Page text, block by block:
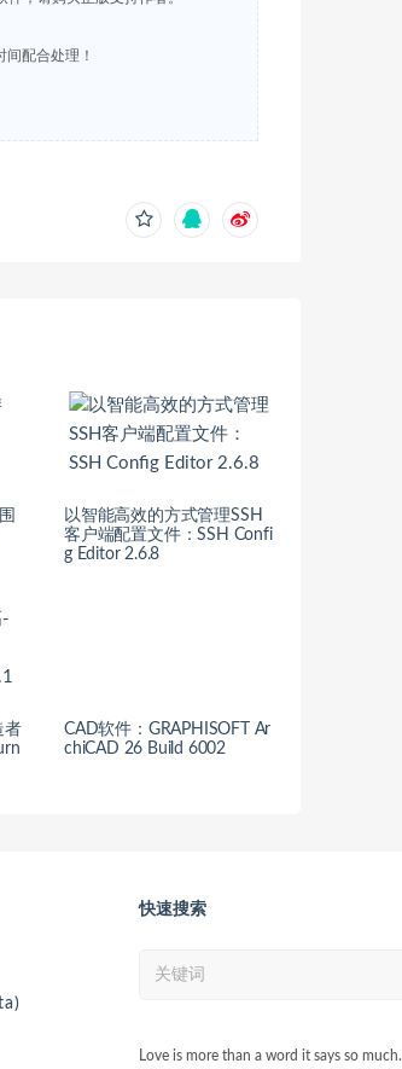
配合处理！
以智能高效的方式管理SSH
客户端配置文件：SSH Confi
g Editor 2.6.8
者
CAD软件：GRAPHISOFT Ar
chiCAD 26 Build 6002
快速搜索
Love is more than a word it says so much.